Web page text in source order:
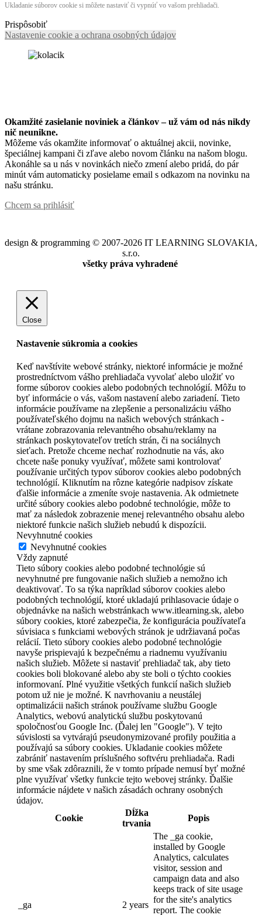
Ukladanie súborov cookie si môžete nastaviť či vypnúť vo vašom prehliadači.
Prispôsobiť
Nastavenie cookie a ochrana osobných údajov
Okamžité zasielanie noviniek a článkov – už vám od nás nikdy
nič neunikne.
Môžeme vás okamžite informovať o aktuálnej akcii, novinke,
špeciálnej kampani či zľave alebo novom článku na našom blogu.
Akonáhle sa u nás v novinkách niečo zmení alebo pridá, do pár
minút vám automaticky posielame email s odkazom na novinku na
našu stránku.
Chcem sa prihlásiť
design & programming © 2007-2026 IT LEARNING SLOVAKIA,
s.r.o.
všetky práva vyhradené
Close
Nastavenie súkromia a cookies
Keď navštívite webové stránky, niektoré informácie je možné
prostredníctvom vášho prehliadača vyvolať alebo uložiť vo
forme súborov cookies alebo podobných technológií. Môžu to
byť informácie o vás, vašom nastavení alebo zariadení. Tieto
informácie používame na zlepšenie a personalizáciu vášho
používateľského dojmu na našich webových stránkach -
vrátane zobrazovania relevantného obsahu/reklamy na
stránkach poskytovateľov tretích strán, či na sociálnych
sieťach. Pretože chceme nechať rozhodnutie na vás, ako
chcete naše ponuky využívať, môžete sami kontrolovať
používanie určitých typov súborov cookies alebo podobných
technológií. Kliknutím na rôzne kategórie nadpisov získate
ďalšie informácie a zmeníte svoje nastavenia. Ak odmietnete
určité súbory cookies alebo podobné technológie, môže to
mať za následok zobrazenie menej relevantného obsahu alebo
niektoré funkcie našich služieb nebudú k dispozícii.
Nevyhnutné cookies
Nevyhnutné cookies
Vždy zapnuté
Tieto súbory cookies alebo podobné technológie sú
nevyhnutné pre fungovanie našich služieb a nemožno ich
deaktivovať. To sa týka napríklad súborov cookies alebo
podobných technológií, ktoré ukladajú prihlasovacie údaje o
objednávke na našich webstránkach www.itlearning.sk, alebo
súbory cookies, ktoré zabezpečia, že konfigurácia používateľa
súvisiaca s funkciami webových stránok je udržiavaná počas
relácií. Tieto súbory cookies alebo podobné technológie
navyše prispievajú k bezpečnému a riadnemu využívaniu
našich služieb. Môžete si nastaviť prehliadač tak, aby tieto
cookies boli blokované alebo aby ste boli o týchto cookies
informovaní. Plné využitie všetkých funkcií našich služieb
potom už nie je možné. K navrhovaniu a neustálej
optimalizácii našich stránok používame službu Google
Analytics, webovú analytickú službu poskytovanú
spoločnosťou Google Inc. (Ďalej len "Google"). V tejto
súvislosti sa vytvárajú pseudonymizované profily použitia a
používajú sa súbory cookies. Ukladanie cookies môžete
zabrániť nastavením príslušného softvéru prehliadača. Radi
by sme však zdôraznili, že v tomto prípade nemusí byť možné
plne využívať všetky funkcie tejto webovej stránky. Ďalšie
informácie nájdete v našich zásadách ochrany osobných
údajov.
Cookie
Dĺžka
trvania
Popis
_ga 2 years
The _ga cookie,
installed by Google
Analytics, calculates
visitor, session and
campaign data and also
keeps track of site usage
for the site's analytics
report. The cookie